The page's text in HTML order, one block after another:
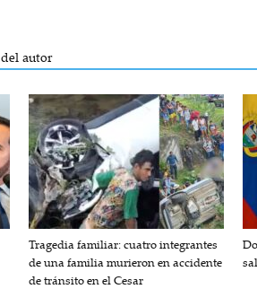
autor
Tragedia familiar: cuatro integrantes
de una familia murieron en accidente
de tránsito en el Cesar